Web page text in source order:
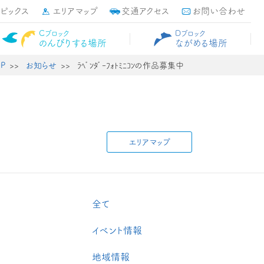
ックス エリアマップ 交通アクセス お問い合わせ
Cブロック
のんびりする場所
Dブロック
ながめる場所
お知らせ ﾗﾍﾞﾝﾀﾞｰﾌｫﾄﾐﾆｺﾝの作品募集中
エリアマップ
全て
イベント情報
地域情報